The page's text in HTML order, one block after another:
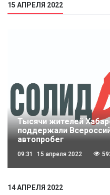
15 АПРЕЛЯ 2022
Тысячи жителей
поддержали
автопробег
09:31 15 апреля 2022
14 АПРЕЛЯ 2022